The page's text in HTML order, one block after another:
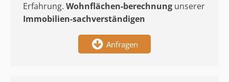
Erfahrung. Wohnflächen-berechnung unserer
Immobilien-sachverständigen
Anfragen